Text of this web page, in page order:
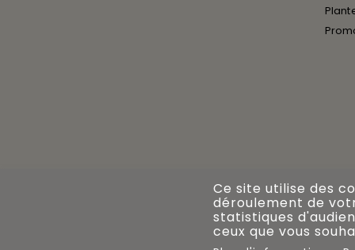
Ce site utilise des
déroulement de
statistiques
ceux que vous